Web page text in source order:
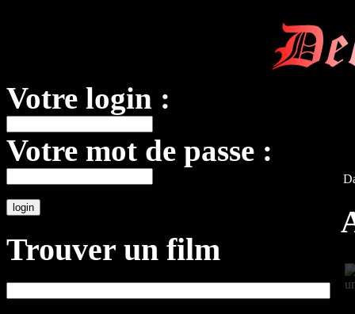
Votre login :
Votre mot de passe :
Trouver un film